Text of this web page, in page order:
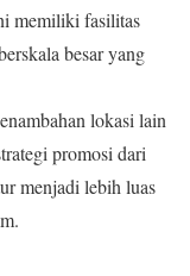
memiliki fasilitas
besar yang
lokasi lain
promosi dari
menjadi lebih luas